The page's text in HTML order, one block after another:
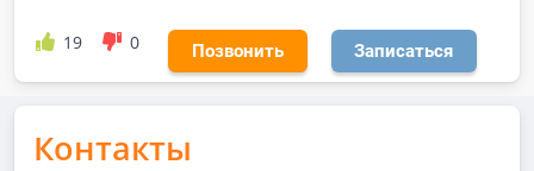
19 0 Позвонить Записаться
Контакты